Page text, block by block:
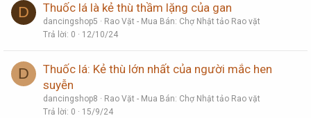
D Thuốc lá là kẻ thù thầm lặng của gan
dancingshop5
Rao Vặt - Mua Bán: Chợ Nhật tảo Rao vặt
Trả lời 0 12/10/24
D
Thuốc lá: Kẻ thù lớn nhất của người mắc hen
suyễn
dancingshop8
Rao Vặt - Mua Bán: Chợ Nhật tảo Rao vặt
Trả lời 0 15/9/24